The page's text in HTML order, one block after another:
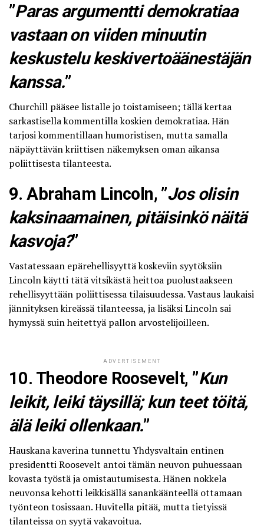
”Paras argumentti demokratiaa
vastaan on viiden minuutin
keskustelu keskivertoäänestäjän
kanssa.”
Churchill pääsee listalle jo toistamiseen; tällä kertaa
sarkastisella kommentilla koskien demokratiaa. Hän
tarjosi kommentillaan humoristisen, mutta samalla
näpäyttävän kriittisen näkemyksen oman aikansa
poliittisesta tilanteesta.
9. Abraham Lincoln, ”Jos olisin
kaksinaamainen, pitäisinkö näitä
kasvoja?”
Vastatessaan epärehellisyyttä koskeviin syytöksiin
Lincoln käytti tätä vitsikästä heittoa puolustaakseen
rehellisyyttään poliittisessa tilaisuudessa. Vastaus laukaisi
jännityksen kireässä tilanteessa, ja lisäksi Lincoln sai
hymyssä suin heitettyä pallon arvostelijoilleen.
ADVERTISEMENT
10. Theodore Roosevelt, ”Kun
leikit, leiki täysillä; kun teet töitä,
älä leiki ollenkaan.”
Hauskana kaverina tunnettu Yhdysvaltain entinen
presidentti Roosevelt antoi tämän neuvon puhuessaan
kovasta työstä ja omistautumisesta. Hänen nokkela
neuvonsa kehotti leikkisällä sanankäänteellä ottamaan
työnteon tosissaan. Huvitella pitää, mutta tietyissä
tilanteissa on syytä vakavoitua.